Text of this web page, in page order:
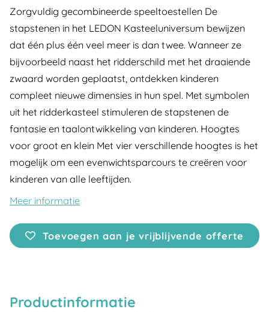
Zorgvuldig gecombineerde speeltoestellen De
stapstenen in het LEDON Kasteeluniversum bewijzen
dat één plus één veel meer is dan twee. Wanneer ze
bijvoorbeeld naast het ridderschild met het draaiende
zwaard worden geplaatst, ontdekken kinderen
compleet nieuwe dimensies in hun spel. Met symbolen
uit het ridderkasteel stimuleren de stapstenen de
fantasie en taalontwikkeling van kinderen. Hoogtes
voor groot en klein Met vier verschillende hoogtes is het
mogelijk om een evenwichtsparcours te creëren voor
kinderen van alle leeftijden.
Meer informatie
Toevoegen aan je vrijblijvende offerte
Productinformatie